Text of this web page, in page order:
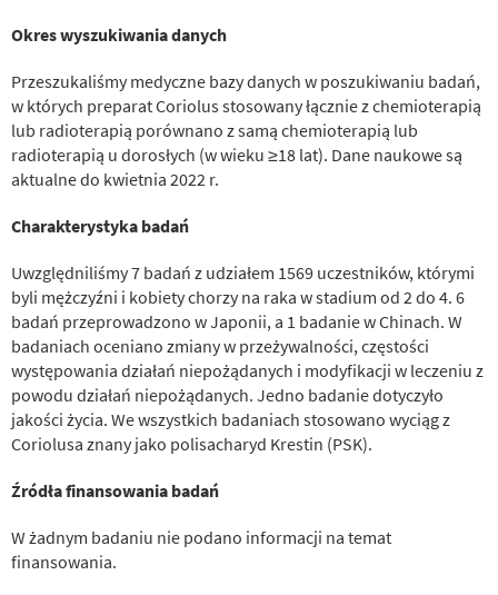
Okres wyszukiwania danych
Przeszukaliśmy medyczne bazy danych w poszukiwaniu badań,
w których preparat Coriolus stosowany łącznie z chemioterapią
lub radioterapią porównano z samą chemioterapią lub
radioterapią u dorosłych (w wieku ≥18 lat). Dane naukowe są
aktualne do kwietnia 2022 r.
Charakterystyka badań
Uwzględniliśmy 7 badań z udziałem 1569 uczestników, którymi
byli mężczyźni i kobiety chorzy na raka w stadium od 2 do 4. 6
badań przeprowadzono w Japonii, a 1 badanie w Chinach. W
badaniach oceniano zmiany w przeżywalności, częstości
występowania działań niepożądanych i modyfikacji w leczeniu z
powodu działań niepożądanych. Jedno badanie dotyczyło
jakości życia. We wszystkich badaniach stosowano wyciąg z
Coriolusa znany jako polisacharyd Krestin (PSK).
Źródła finansowania badań
W żadnym badaniu nie podano informacji na temat
finansowania.